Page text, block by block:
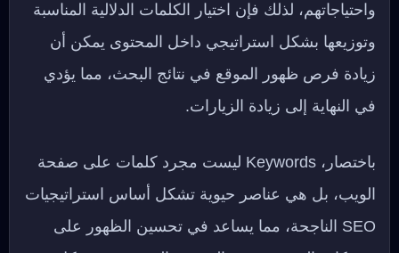
واحتياجاتهم، لذلك فإن اختيار الكلمات الدلالية المناسبة
وتوزيعها بشكل استراتيجي داخل المحتوى يمكن أن
زيادة فرص ظهور الموقع في نتائج البحث، مما يؤدي
في النهاية إلى زيادة الزيارات.
باختصار، Keywords ليست مجرد كلمات على صفحة
الويب، بل هي عناصر حيوية تشكل أساس استراتيجيات
SEO الناجحة، مما يساعد في تحسين الظهور على